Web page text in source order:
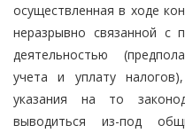
осуществленная в ходе
неразрывно связанной с
деятельностью
учета и уплату
указания на то
выводиться из-под